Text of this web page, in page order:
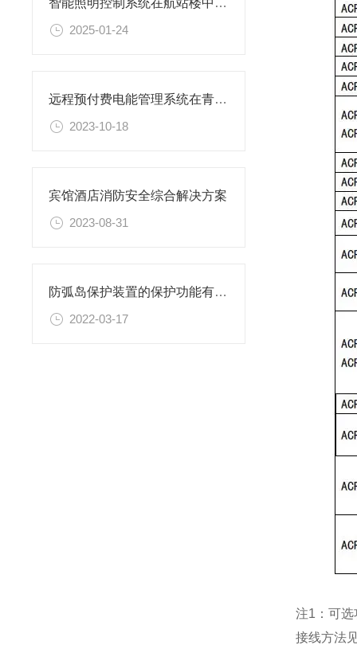
智能照明控制系统在航站楼中的应用
2025-01-24
远程预付费电能管理系统在青岛鑫江东方城购物中心的应用
2023-10-18
宾馆酒店消防安全综合解决方案
2023-08-31
防弧岛保护装置的保护功能有哪些
2022-03-17
注1：可
接线方法